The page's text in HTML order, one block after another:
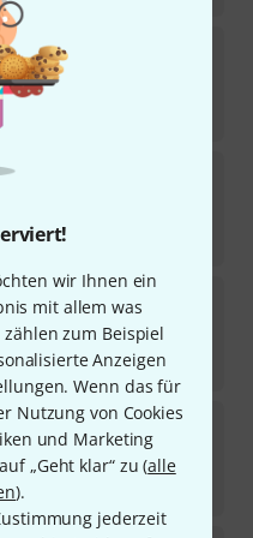
wir Ihnen ein
mit allem was
zum Beispiel
Anzeigen
Wenn das für
Nutzung von Cookies
und Marketing
„Geht klar“ zu (alle
).
jederzeit
Pontiaki Lyre
Pickup